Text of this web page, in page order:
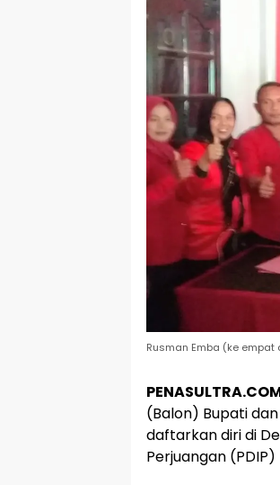
Rusman Emba (ke empat
(Balon) Bupati
daftarkan diri di
Perjuangan